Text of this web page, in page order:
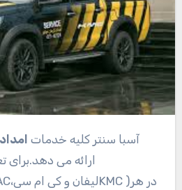
آسبا سنتر کلیه خدمات
ارائه می دهد.برای